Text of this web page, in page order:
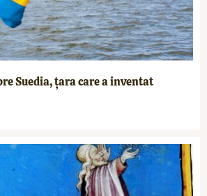
Suedia, țara care a inventat